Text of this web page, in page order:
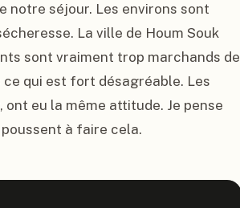
notre séjour. Les environs sont
La ville de Houm Souk
sont vraiment trop marchands de
qui est fort désagréable. Les
eu la même attitude. Je pense
à faire cela.